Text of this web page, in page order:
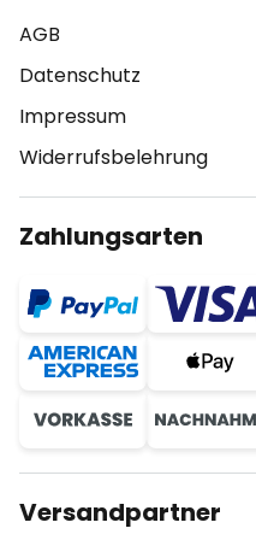
AGB
Datenschutz
Impressum
Widerrufsbelehrung
Zahlungsarten
Versandpartner